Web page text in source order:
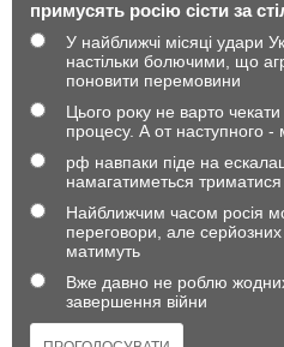
примусять росію сісти за
У найближчі місяці удари
настільки болючими, що
поновити перемовини
Цього року не варто
процесу. А от наступного -
рф навпаки піде на
намагатиметься
Найближчим часом росія
переговори, але серйозних
матимуть
Вже давно не роблю
завершення війни